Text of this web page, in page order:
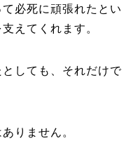
必死に頑張れたとい
えてくれます。
しても、それだけで
りません。